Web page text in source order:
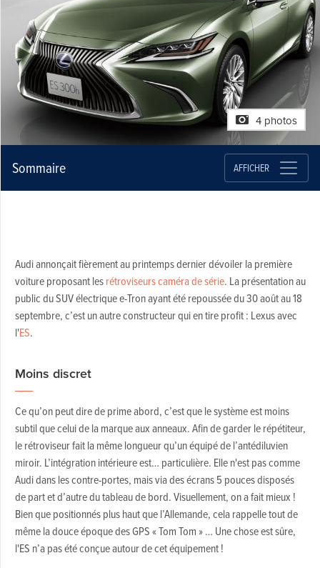
4 photos
Sommaire AFFICHER
Audi annonçait fièrement au printemps dernier dévoiler la première
voiture proposant lesrétroviseurs caméra de série. La présentation au
public du SUV électrique e-Tron ayant été repoussée du 30 août au 18
septembre, c’est un autre constructeur qui en tire profit : Lexus avec
l'ES.
Moins discret
Ce qu’on peut dire de prime abord, c’est que le système est moins
subtil que celui de la marque aux anneaux. Afin de garder le répétiteur,
le rétroviseur fait la même longueur qu’un équipé de l’antédiluvien
miroir. L’intégration intérieure est… particulière. Elle n'est pas comme
Audi dans les contre-portes, mais via des écrans 5 pouces disposés
de part et d’autre du tableau de bord. Visuellement, on a fait mieux !
Bien que positionnés plus haut que l’Allemande, cela rappelle tout de
même la douce époque des GPS « Tom Tom » … Une chose est sûre,
l'ES n’a pas été conçue autour de cet équipement !